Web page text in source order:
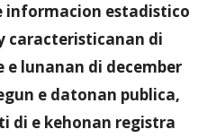
informacion estadistico
caracteristicanan di
lunanan di december
e datonan publica,
di e kehonan registra